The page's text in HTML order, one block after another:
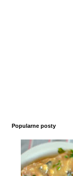
Popularne posty